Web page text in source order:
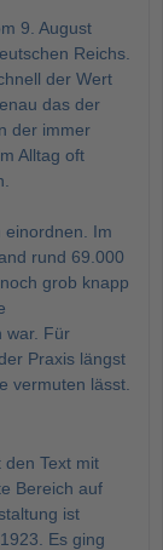
9. August
Reichs.
der Wert
das der
der immer
Alltag oft
einordnen. Im
rund 69.000
grob knapp
war. Für
Praxis längst
vermuten lässt.
den Text mit
Bereich auf
ist
Es ging